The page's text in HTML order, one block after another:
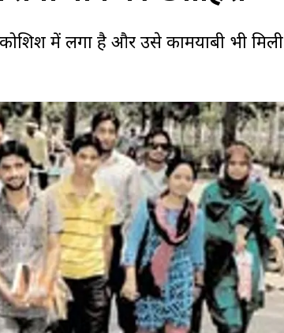
में लगा है और उसे कामयाबी भी मिली